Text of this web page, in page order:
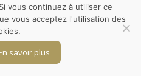
vous continuez à utiliser ce
vous acceptez l'utilisation des
savoir plus